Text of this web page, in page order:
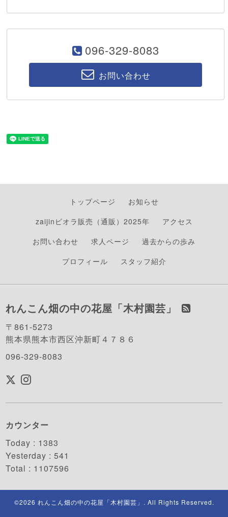
096-329-8083
お問い合わせ
トップページ
お知らせ
zaijinビオラ販売（通販）2025年
アクセス
お問い合わせ
求人ページ
過去からの歩み
プロフィール
スタッフ紹介
れんこん畑の中の花屋「木村園芸」
〒861-5273
熊本県熊本市西区沖新町４７８６
096-329-8083
カウンター
Today : 1383
Yesterday :541
Total : 1107596
©2026 れんこん畑の中の花屋「木村園芸」 . All Rights Reserved.